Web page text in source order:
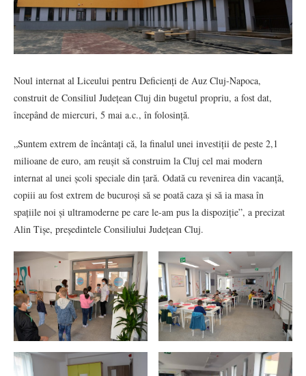
Noul internat al Liceului pentru Deficienți de Auz Cluj-Napoca,
construit de Consiliul Județean Cluj din bugetul propriu, a fost dat,
începând de miercuri, 5 mai a.c., în folosință.
„Suntem extrem de încântați că, la finalul unei investiții de peste 2,1
milioane de euro, am reușit să construim la Cluj cel mai modern
internat al unei școli speciale din țară. Odată cu revenirea din vacanță,
copiii au fost extrem de bucuroși să se poată caza și să ia masa în
spațiile noi și ultramoderne pe care le-am pus la dispoziție”, a precizat
Alin Tișe, președintele Consiliului Județean Cluj.